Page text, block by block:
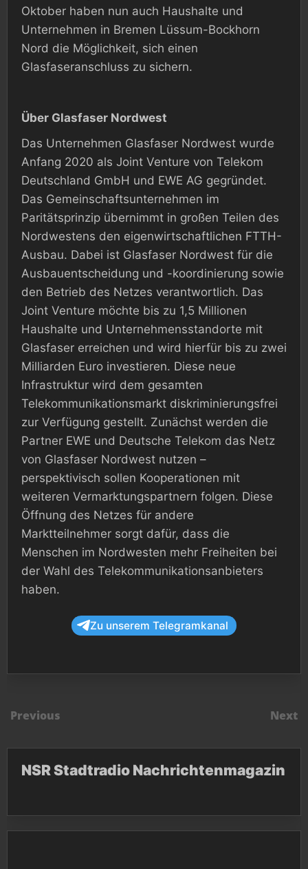
Oktober haben nun auch Haushalte und
Unternehmen in Bremen Lüssum-Bockhorn
Nord die Möglichkeit, sich einen
Glasfaseranschluss zu sichern.
Über Glasfaser Nordwest
Das Unternehmen Glasfaser Nordwest wurde
Anfang 2020 als Joint Venture von Telekom
Deutschland GmbH und EWE AG gegründet.
Das Gemeinschaftsunternehmen im
Paritätsprinzip übernimmt in großen Teilen des
Nordwestens den eigenwirtschaftlichen FTTH-
Ausbau. Dabei ist Glasfaser Nordwest für die
Ausbauentscheidung und -koordinierung sowie
den Betrieb des Netzes verantwortlich. Das
Joint Venture möchte bis zu 1,5 Millionen
Haushalte und Unternehmensstandorte mit
Glasfaser erreichen und wird hierfür bis zu zwei
Milliarden Euro investieren. Diese neue
Infrastruktur wird dem gesamten
Telekommunikationsmarkt diskriminierungsfrei
zur Verfügung gestellt. Zunächst werden die
Partner EWE und Deutsche Telekom das Netz
von Glasfaser Nordwest nutzen –
perspektivisch sollen Kooperationen mit
weiteren Vermarktungspartnern folgen. Diese
Öffnung des Netzes für andere
Marktteilnehmer sorgt dafür, dass die
Menschen im Nordwesten mehr Freiheiten bei
der Wahl des Telekommunikationsanbieters
haben.
Zu unserem Telegramkanal
Previous Next
NSR Stadtradio Nachrichtenmagazin